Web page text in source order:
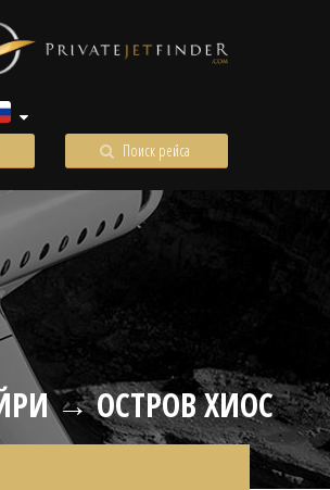
Поиск рейса
→ ОСТРОВ ХИОС